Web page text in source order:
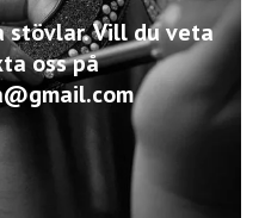
Vill du veta
oss på